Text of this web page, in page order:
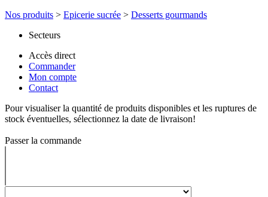
Nos produits > Epicerie sucrée > Desserts gourmands
Secteurs
Accès direct
Commander
Mon compte
Contact
Pour visualiser la quantité de produits disponibles et les ruptures de
stock éventuelles, sélectionnez la date de livraison!
Passer la commande